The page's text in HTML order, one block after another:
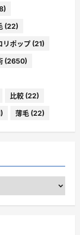
(22)
リポップ (21)
(2650)
比較 (22)
薄毛 (22)